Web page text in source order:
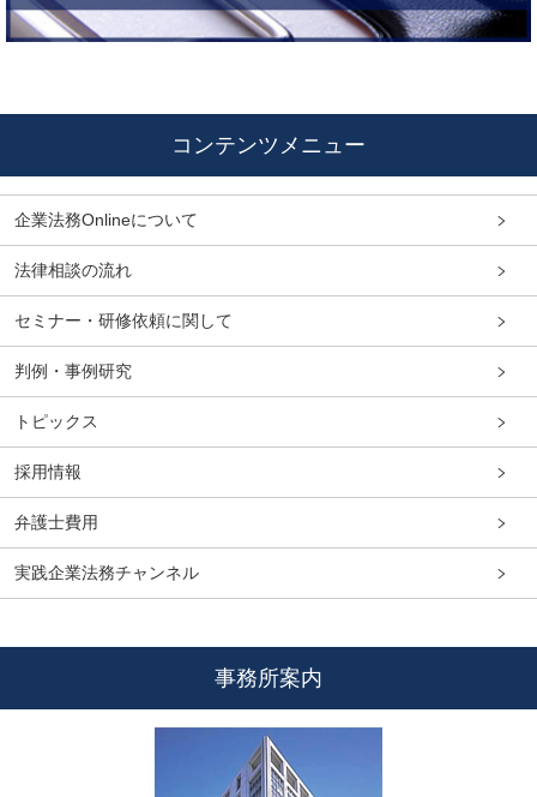
コンテンツメニュー
企業法務Onlineについて
法律相談の流れ
セミナー・研修依頼に関して
判例・事例研究
トピックス
採用情報
弁護士費用
実践企業法務チャンネル
事務所案内